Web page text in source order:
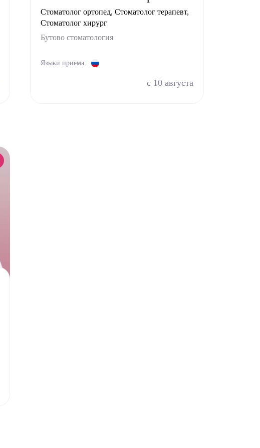
Стоматолог ортопед, Стоматолог терапевт,
Стоматолог хирург
Бутово стоматология
Языки приёма:
с 10 августа